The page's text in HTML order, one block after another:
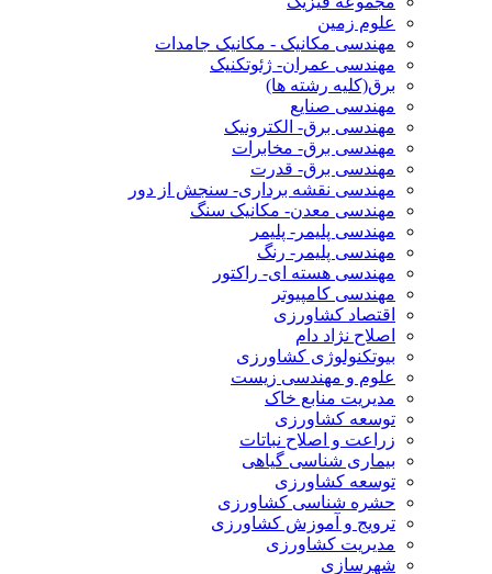
علوم زمین
مهندسی مکانیک - مکانیک جامدات
مهندسی عمران- ژئوتکنیک
برق(کلیه رشته ها)
مهندسی صنایع
مهندسی برق- الکترونیک
مهندسی برق- مخابرات
مهندسی برق- قدرت
مهندسی نقشه برداری- سنجش از دور
مهندسی معدن- مکانیک سنگ
مهندسی پلیمر- پلیمر
مهندسی پلیمر- رنگ
مهندسی هسته ای- راکتور
مهندسی کامپیوتر
اقتصاد کشاورزی
اصلاح نژاد دام
بیوتکنولوژی کشاورزی
علوم و مهندسی زیست
مدیریت منابع خاک
توسعه کشاورزی
زراعت و اصلاح نباتات
بیماری شناسی گیاهی
توسعه کشاورزی
حشره شناسی کشاورزی
ترویج و آموزش کشاورزی
مدیریت کشاورزی
شهرسازی